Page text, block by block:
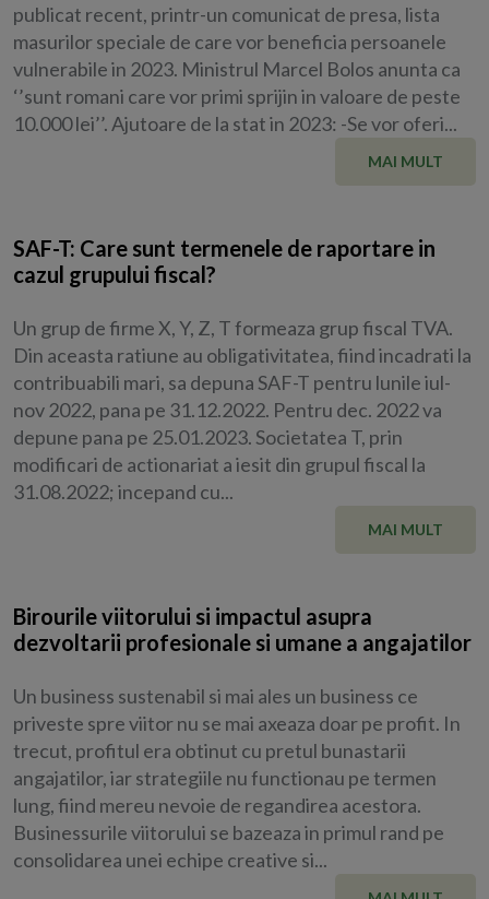
publicat recent, printr-un comunicat de presa, lista
masurilor speciale de care vor beneficia persoanele
vulnerabile in 2023. Ministrul Marcel Bolos anunta ca
‘’sunt romani care vor primi sprijin in valoare de peste
10.000 lei’’. Ajutoare de la stat in 2023: -Se vor oferi...
MAI MULT
SAF-T: Care sunt termenele de raportare in
cazul grupului fiscal?
Un grup de firme X, Y, Z, T formeaza grup fiscal TVA.
Din aceasta ratiune au obligativitatea, fiind incadrati la
contribuabili mari, sa depuna SAF-T pentru lunile iul-
nov 2022, pana pe 31.12.2022. Pentru dec. 2022 va
depune pana pe 25.01.2023. Societatea T, prin
modificari de actionariat a iesit din grupul fiscal la
31.08.2022; incepand cu...
MAI MULT
Birourile viitorului si impactul asupra
dezvoltarii profesionale si umane a angajatilor
Un business sustenabil si mai ales un business ce
priveste spre viitor nu se mai axeaza doar pe profit. In
trecut, profitul era obtinut cu pretul bunastarii
angajatilor, iar strategiile nu functionau pe termen
lung, fiind mereu nevoie de regandirea acestora.
Businessurile viitorului se bazeaza in primul rand pe
consolidarea unei echipe creative si...